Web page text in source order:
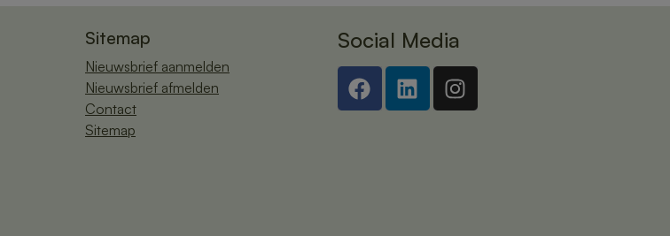
Sitemap
Nieuwsbrief aanmelden
Nieuwsbrief afmelden
Contact
Sitemap
Social Media